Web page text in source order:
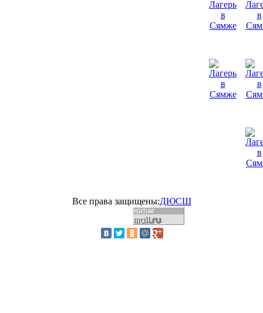
Все права защищены:ДЮСШ